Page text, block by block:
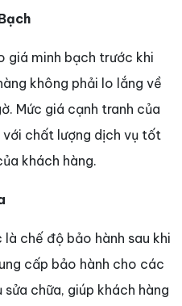
giá minh bạch trước khi
không phải lo lắng về
Mức giá cạnh tranh của
với chất lượng dịch vụ tốt
khách hàng.
chế độ bảo hành sau khi
cấp bảo hành cho các
chữa, giúp khách hàng